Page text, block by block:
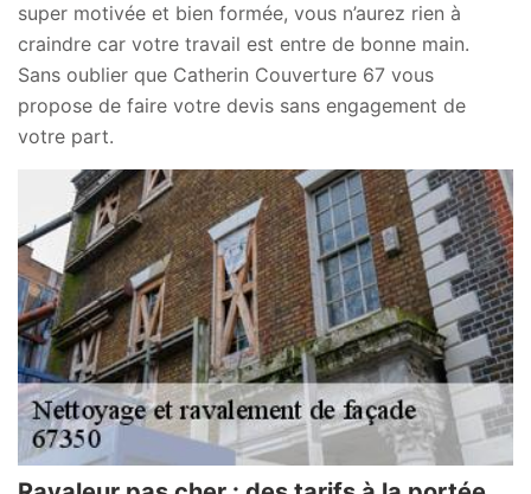
super motivée et bien formée, vous n’aurez rien à
craindre car votre travail est entre de bonne main.
Sans oublier que Catherin Couverture 67 vous
propose de faire votre devis sans engagement de
votre part.